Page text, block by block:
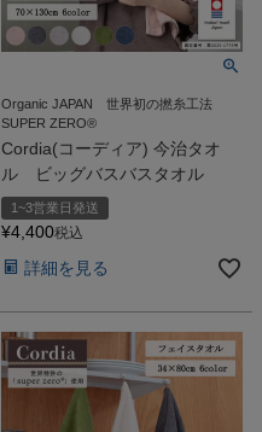
Organic JAPAN 世界初の撚糸工法
SUPER ZERO®
Cordia(コーディア) 今治タオ
ル ビッグバスバスタオル
1~3営業日発送
¥4,400税込
詳細を見る